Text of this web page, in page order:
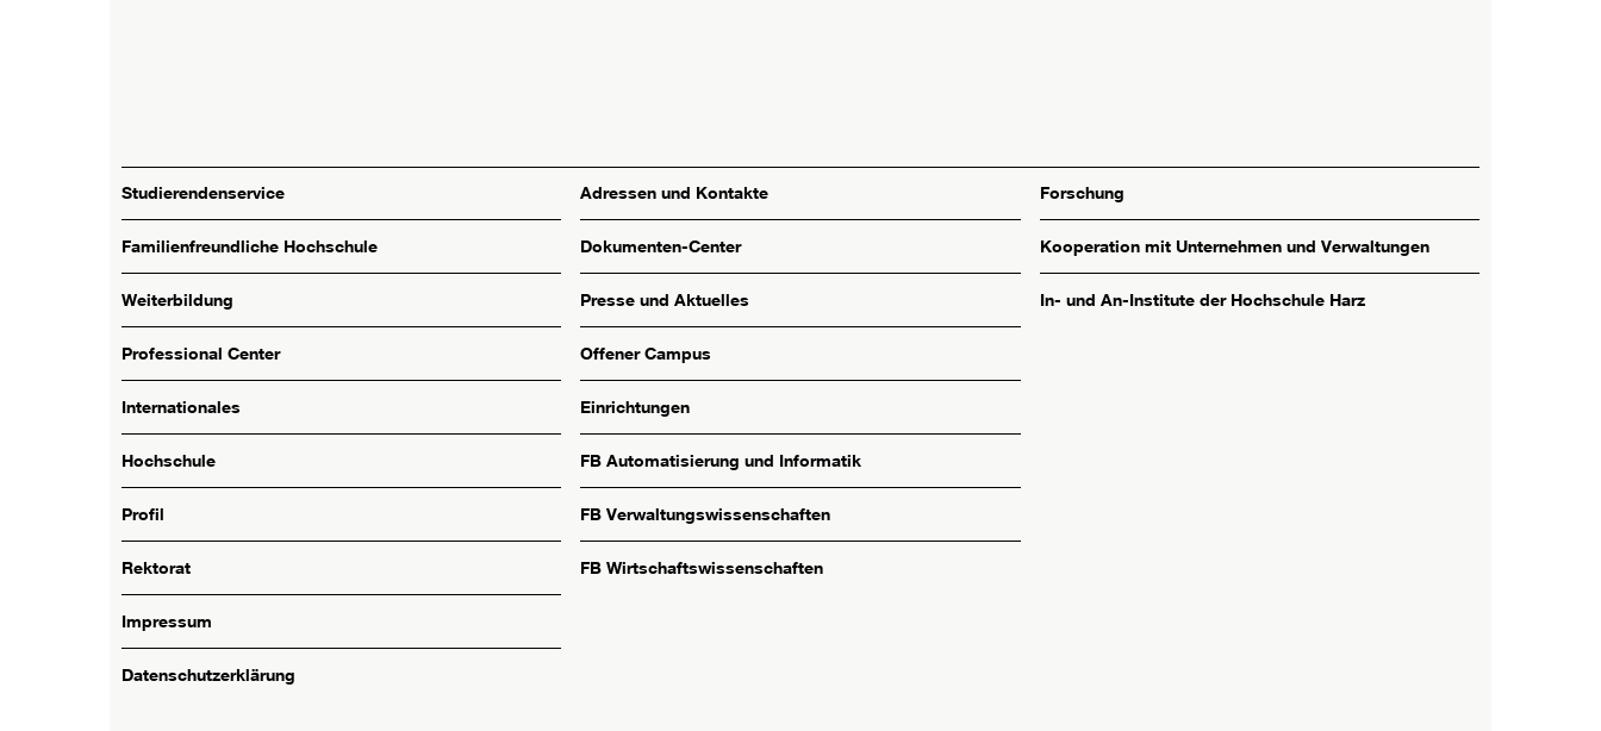
Studierendenservice
Familienfreundliche Hochschule
Weiterbildung
Professional Center
Internationales
Hochschule
Profil
Rektorat
Impressum
Datenschutzerklärung
Adressen und Kontakte
Dokumenten-Center
Presse und Aktuelles
Offener Campus
Einrichtungen
FB Automatisierung und Informatik
FB Verwaltungswissenschaften
FB Wirtschaftswissenschaften
Forschung
Kooperation mit Unternehmen und Verwaltungen
In- und An-Institute der Hochschule Harz